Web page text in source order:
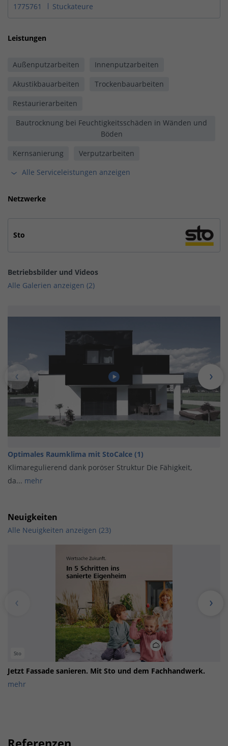
1775761 Stuckateure
Leistungen
Außenputzarbeiten
Innenputzarbeiten
Akustikbauarbeiten
Trockenbauarbeiten
Restaurierarbeiten
Bautrocknung bei Feuchtigkeitsschäden in Wänden und
Böden
Kernsanierung
Verputzarbeiten
Alle Serviceleistungen anzeigen
Netzwerke
Sto
Betriebsbilder und Videos
Alle Galerien anzeigen (2)
Optimales Raumklima mit StoCalce (1)
Klimaregulierend dank poröser Struktur Die Fähigkeit,
da... mehr
Neuigkeiten
Alle Neuigkeiten anzeigen (23)
Sto
Jetzt Fassade sanieren. Mit Sto und dem Fachhandwerk.
mehr
Referenzen